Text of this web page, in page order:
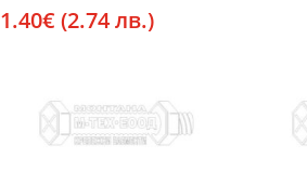
1.40€ (2.74 лв.)